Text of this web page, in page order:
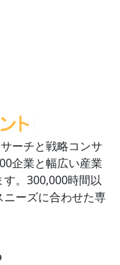
ーチと戦略コンサ
企業と幅広い産業
。300,000時間以
ーズに合わせた専